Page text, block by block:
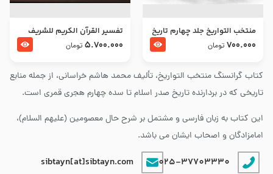
کتاب گرانسنگ منتخب التواريخ، تألیف محمد هاشم خراسانی، از جمله منابع
تاریخی که در بردارنده تاریخ صدر اسلام تا سده چهارم هجری قمری است.
این کتاب به زبان فارسی و مشتمل بر شرح حال معصومین (علیهم السلام)،
امامزادگان و اصحاب ایشان می باشد.
025-37703330
sibtayn[at]sibtayn.com
منتخب التواریخ جلد چهارم تاریخ
امام زین العابدین و امام محمد
700.000 تومان
تفسير القرآن الكريم للشريف
المرتضي قدس سرّه
5.700.000 تومان